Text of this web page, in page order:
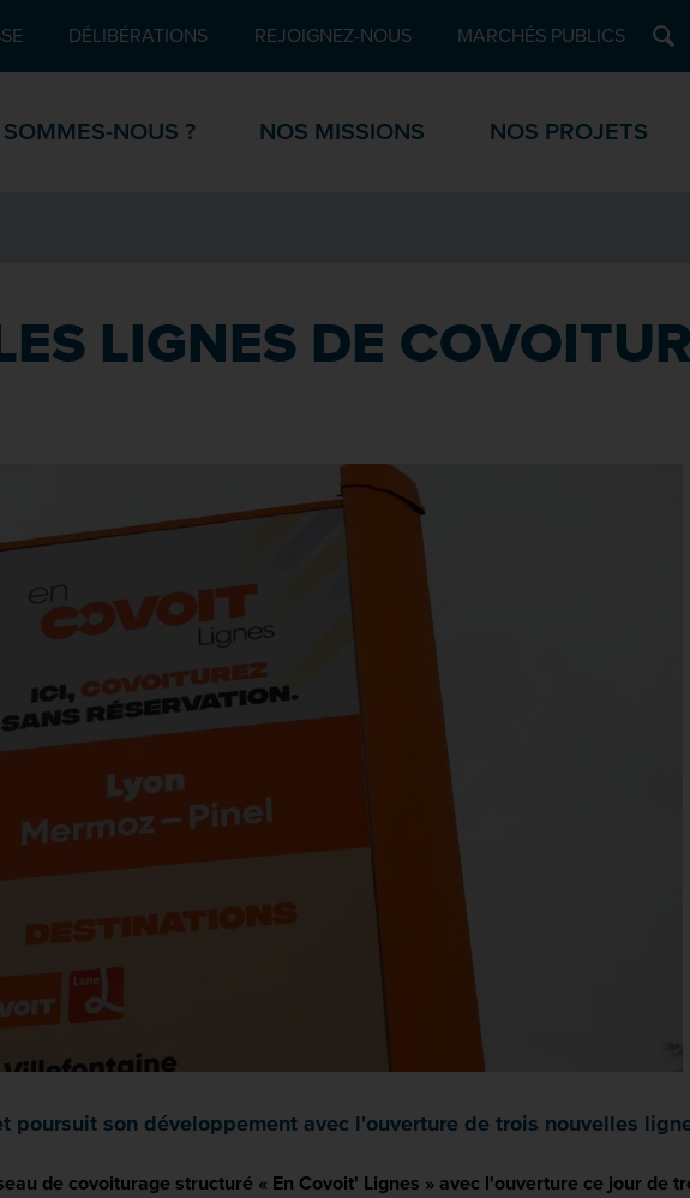
de pageDÉLIBÉRATIONS REJOIGNEZ-NOUS MARCHÉS PUBLICS
NOUS ? NOS MISSIONS NOS PROJETS
LIGNES DE
poursuit son développement avec l'ouverture de trois nouvelles
de covoiturage structuré « En Covoit' Lignes » avec l'ouverture ce jour de